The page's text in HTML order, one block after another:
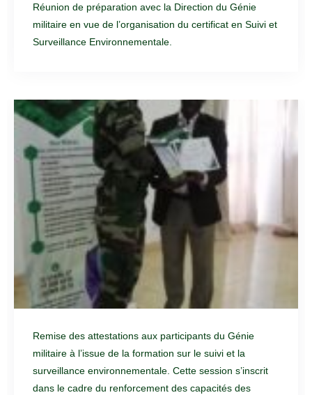
Réunion de préparation avec la Direction du Génie
militaire en vue de l’organisation du certificat en Suivi et
Surveillance Environnementale.
Remise des attestations aux participants du Génie
militaire à l’issue de la formation sur le suivi et la
surveillance environnementale. Cette session s’inscrit
dans le cadre du renforcement des capacités des